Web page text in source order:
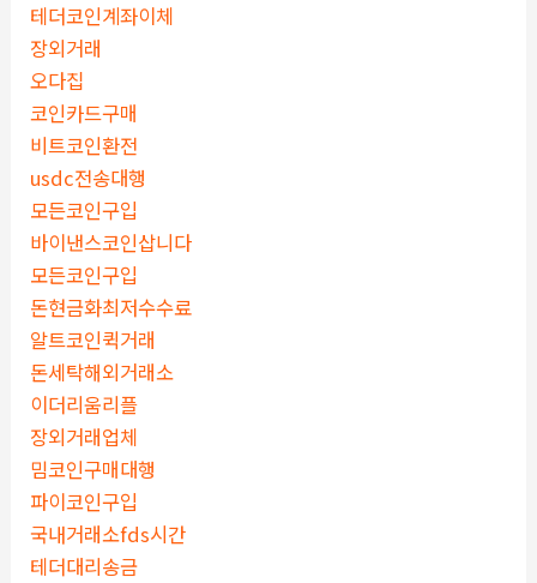
테더코인계좌이체
장외거래
오다집
코인카드구매
비트코인환전
usdc전송대행
모든코인구입
바이낸스코인삽니다
모든코인구입
돈현금화최저수수료
알트코인퀵거래
돈세탁해외거래소
이더리움리플
장외거래업체
밈코인구매대행
파이코인구입
국내거래소fds시간
테더대리송금